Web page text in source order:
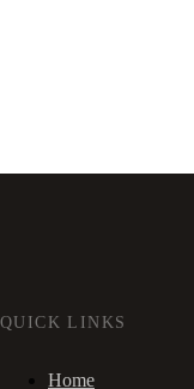
QUICK LINKS
Home